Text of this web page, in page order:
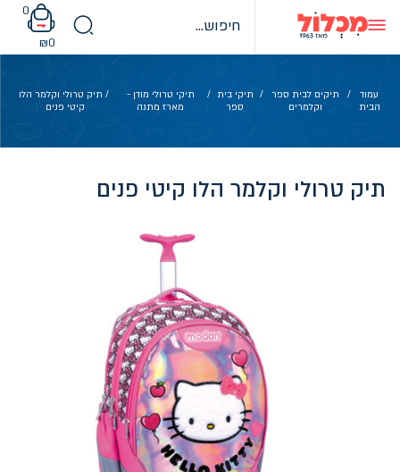
content
0
₪0
עמוד
הבית
/
תיקים לבית ספר
וקלמרים
/ תיקי בית
ספר
/
תיקי טרולי מודן -
מארז מתנה
/ תיק טרולי וקלמר הלו
קיטי פנים
תיק טרולי וקלמר הלו קיטי פנים